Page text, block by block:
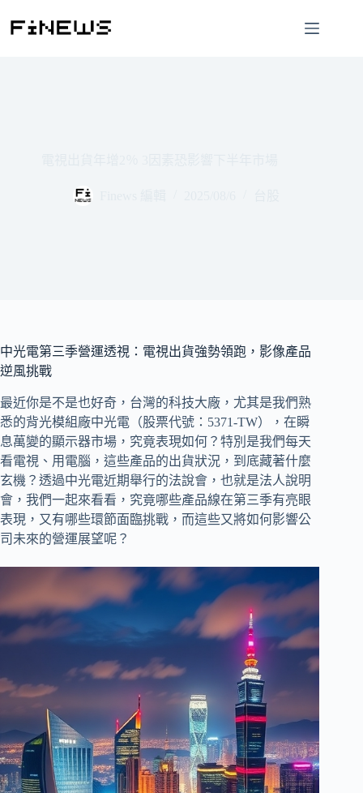
中光電第三季營運透視：電視出貨強勢領跑，影像產品
逆風挑戰
最近你是不是也好奇，台灣的科技大廠，尤其是我們熟
悉的背光模組廠中光電（股票代號：5371-TW），在瞬
息萬變的顯示器市場，究竟表現如何？特別是我們每天
看電視、用電腦，這些產品的出貨狀況，到底藏著什麼
玄機？透過中光電近期舉行的法說會，也就是法人說明
會，我們一起來看看，究竟哪些產品線在第三季有亮眼
表現，又有哪些環節面臨挑戰，而這些又將如何影響公
司未來的營運展望呢？